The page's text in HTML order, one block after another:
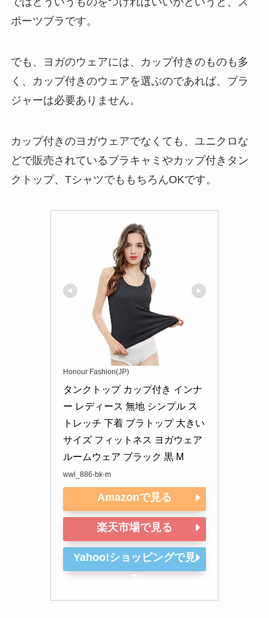
ポーツブラです。
でも、ヨガのウェアには、カップ付きのものも多
く、カップ付きのウェアを選ぶのであれば、ブラ
ジャーは必要ありません。
カップ付きのヨガウェアでなくても、ユニクロな
どで販売されているブラキャミやカップ付きタン
クトップ、TシャツでももちろんOKです。
Honour Fashion(JP)
タンクトップ カップ付き インナ
ー レディース 無地 シンプル ス
トレッチ 下着 ブラトップ 大きい
サイズ フィットネス ヨガウェア
ルームウェア ブラック 黒 M
wwl_886-bk-m
Amazonで見る
楽天市場で見る
Yahoo!ショッピングで見